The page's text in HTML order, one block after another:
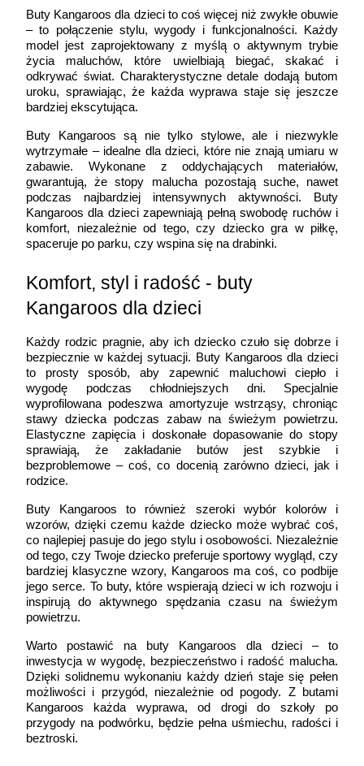
Buty Kangaroos dla dzieci to coś więcej niż zwykłe obuwie
– to połączenie stylu, wygody i funkcjonalności. Każdy
model jest zaprojektowany z myślą o aktywnym trybie
życia maluchów, które uwielbiają biegać, skakać i
odkrywać świat. Charakterystyczne detale dodają butom
uroku, sprawiając, że każda wyprawa staje się jeszcze
bardziej ekscytująca.
Buty Kangaroos są nie tylko stylowe, ale i niezwykle
wytrzymałe – idealne dla dzieci, które nie znają umiaru w
zabawie. Wykonane z oddychających materiałów,
gwarantują, że stopy malucha pozostają suche, nawet
podczas najbardziej intensywnych aktywności. Buty
Kangaroos dla dzieci zapewniają pełną swobodę ruchów i
komfort, niezależnie od tego, czy dziecko gra w piłkę,
spaceruje po parku, czy wspina się na drabinki.
Komfort, styl i radość - buty
Kangaroos dla dzieci
Każdy rodzic pragnie, aby ich dziecko czuło się dobrze i
bezpiecznie w każdej sytuacji. Buty Kangaroos dla dzieci
to prosty sposób, aby zapewnić maluchowi ciepło i
wygodę podczas chłodniejszych dni. Specjalnie
wyprofilowana podeszwa amortyzuje wstrząsy, chroniąc
stawy dziecka podczas zabaw na świeżym powietrzu.
Elastyczne zapięcia i doskonałe dopasowanie do stopy
sprawiają, że zakładanie butów jest szybkie i
bezproblemowe – coś, co docenią zarówno dzieci, jak i
rodzice.
Buty Kangaroos to również szeroki wybór kolorów i
wzorów, dzięki czemu każde dziecko może wybrać coś,
co najlepiej pasuje do jego stylu i osobowości. Niezależnie
od tego, czy Twoje dziecko preferuje sportowy wygląd, czy
bardziej klasyczne wzory, Kangaroos ma coś, co podbije
jego serce. To buty, które wspierają dzieci w ich rozwoju i
inspirują do aktywnego spędzania czasu na świeżym
powietrzu.
Warto postawić na buty Kangaroos dla dzieci – to
inwestycja w wygodę, bezpieczeństwo i radość malucha.
Dzięki solidnemu wykonaniu każdy dzień staje się pełen
możliwości i przygód, niezależnie od pogody. Z butami
Kangaroos każda wyprawa, od drogi do szkoły po
przygody na podwórku, będzie pełna uśmiechu, radości i
beztroski.